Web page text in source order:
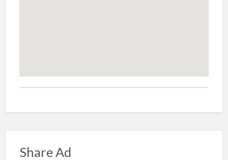
Share Ad